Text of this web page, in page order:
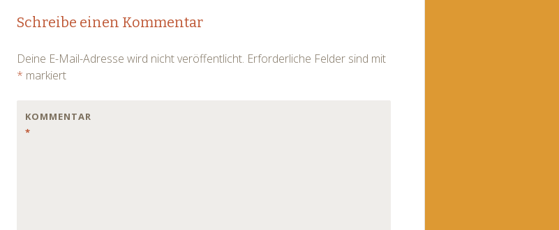
Post
Schreibe einen Kommentar
Deine E-Mail-Adresse wird nicht veröffentlicht. Erforderliche Felder sind mit
* markiert
KOMMENTAR
*